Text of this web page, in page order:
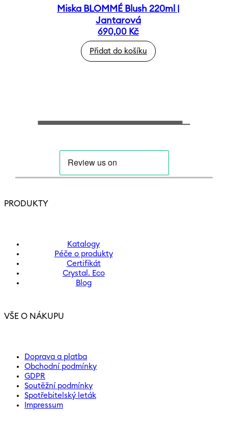
Miska BLOMMÉ Blush 220ml |
Jantarová
690,00 Kč
Přidat do košíku
PRODUKTY
Katalogy
Péče o produkty
Certifikát
Crystal. Eco
Blog
VŠE O NÁKUPU
Doprava a platba
Obchodní podmínky
GDPR
Soutěžní podmínky
Spotřebitelský leták
Impressum